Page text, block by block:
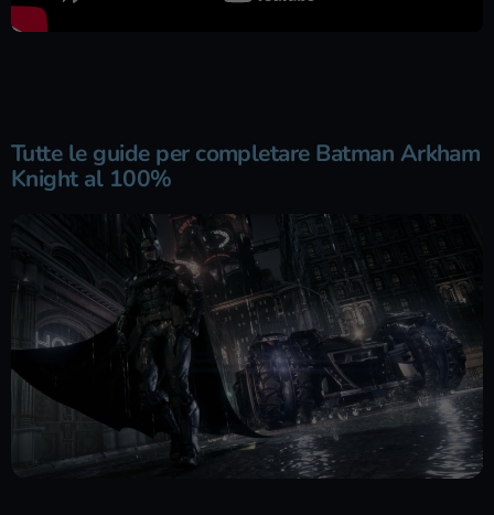
Tutte le guide per completare Batman Arkham
Knight al 100%